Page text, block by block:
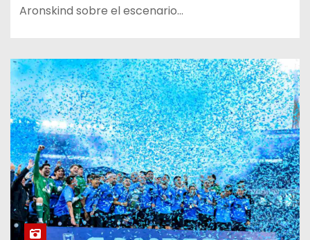
Aronskind sobre el escenario…